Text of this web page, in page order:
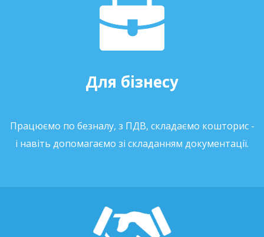
Для бізнесу
Працюємо по безналу, з ПДВ, складаємо кошторис -
і навіть допомагаємо зі складанням документації.